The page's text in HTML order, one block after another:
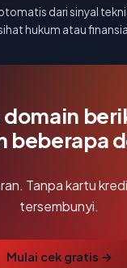
dari sinyal
hukum atau
domain
beberapa
Tanpa kartu
tersembunyi.
Mulai cek gratis →